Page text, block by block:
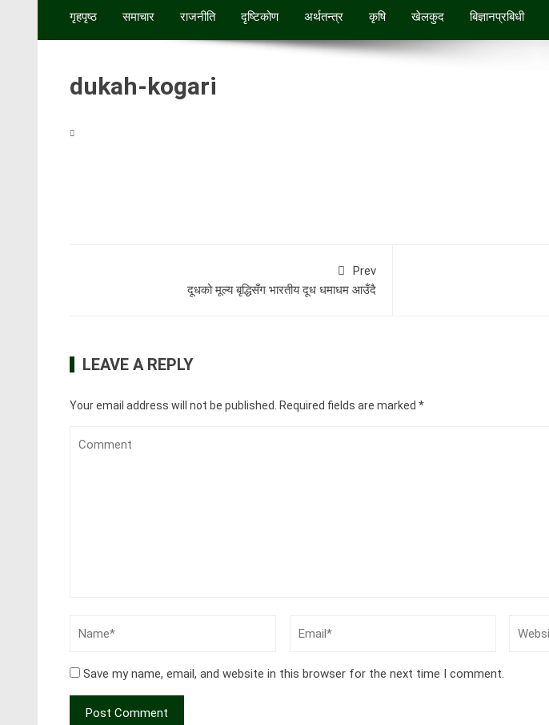
गृहपृष्ठ समाचार राजनीति दृष्टिकोण अर्थतन्‍त्र कृषि खेलकुद बिज्ञानप्रबिधी
dukah-kogari
Prev
दूधको मूल्य बृद्धिसँग भारतीय दूध धमाधम आउँदै
LEAVE A REPLY
Your email address will not be published. Required fields are marked *
Save my name, email, and website in this browser for the next time I comment.